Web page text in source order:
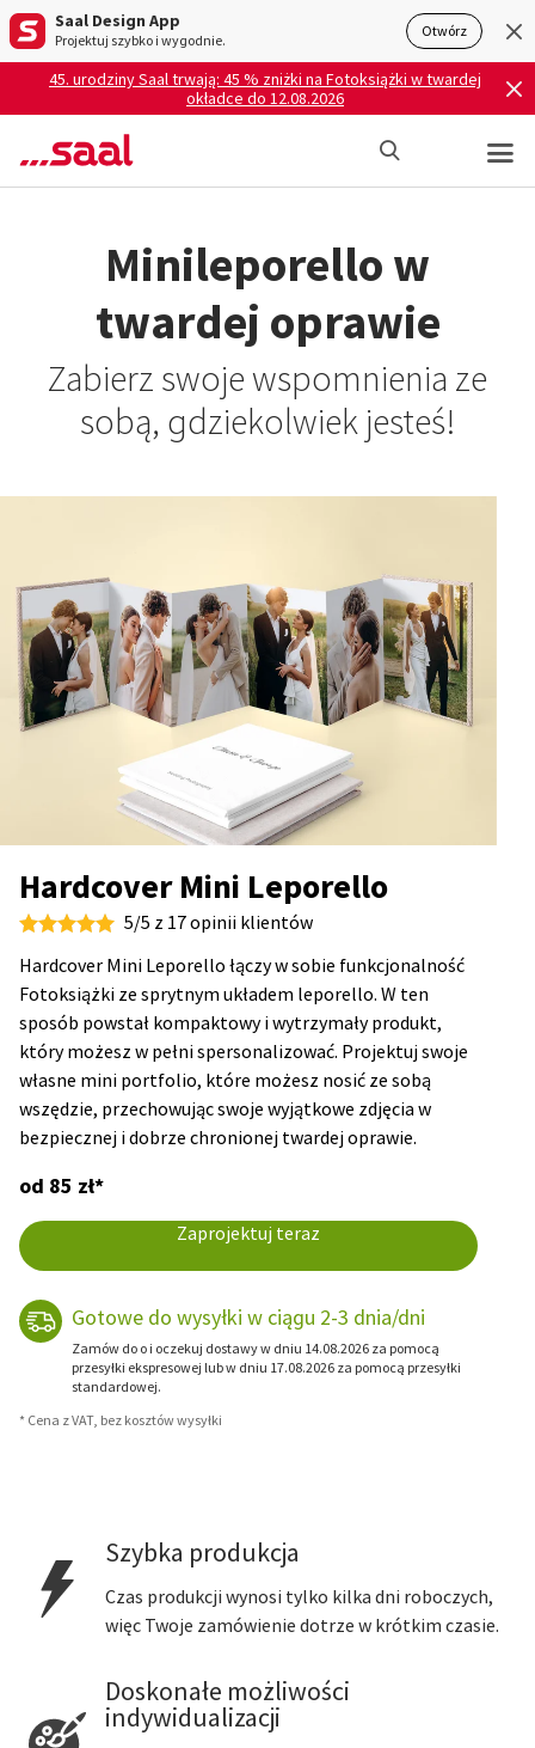
Saal Design App
Projektuj szybko i wygodnie. Otwórz
45. urodziny Saal trwają: 45 % zniżki na Fotoksiążki w twardej
okładce do 12.08.2026
Minileporello w
twardej oprawie
Zabierz swoje wspomnienia ze
sobą, gdziekolwiek jesteś!
Hardcover Mini Leporello
5/5 z 17 opinii klientów
Hardcover Mini Leporello łączy w sobie funkcjonalność
Fotoksiążki ze sprytnym układem leporello. W ten
sposób powstał kompaktowy i wytrzymały produkt,
który możesz w pełni spersonalizować. Projektuj swoje
własne mini portfolio, które możesz nosić ze sobą
wszędzie, przechowując swoje wyjątkowe zdjęcia w
bezpiecznej i dobrze chronionej twardej oprawie.
od 85 zł*
Zaprojektuj teraz
Gotowe do wysyłki w ciągu 2-3 dnia/dni
Zamów do o i oczekuj dostawy w dniu 14.08.2026 za pomocą
przesyłki ekspresowej lub w dniu 17.08.2026 za pomocą przesyłki
standardowej.
* Cena z VAT, bez kosztów wysyłki
Szybka produkcja
Czas produkcji wynosi tylko kilka dni roboczych,
więc Twoje zamówienie dotrze w krótkim czasie.
Doskonałe możliwości
indywidualizacji